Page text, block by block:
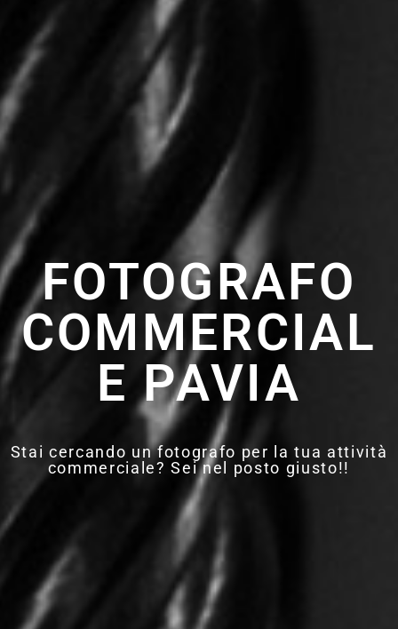
FOTOGRAFO
COMMERCIAL
E PAVIA
Stai cercando un fotografo per la tua attività
commerciale? Sei nel posto giusto!!